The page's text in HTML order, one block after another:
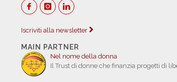
Iscriviti alla newsletter
MAIN PARTNER
Nel nome della donna
Il Trust di donne che finanzia progetti di